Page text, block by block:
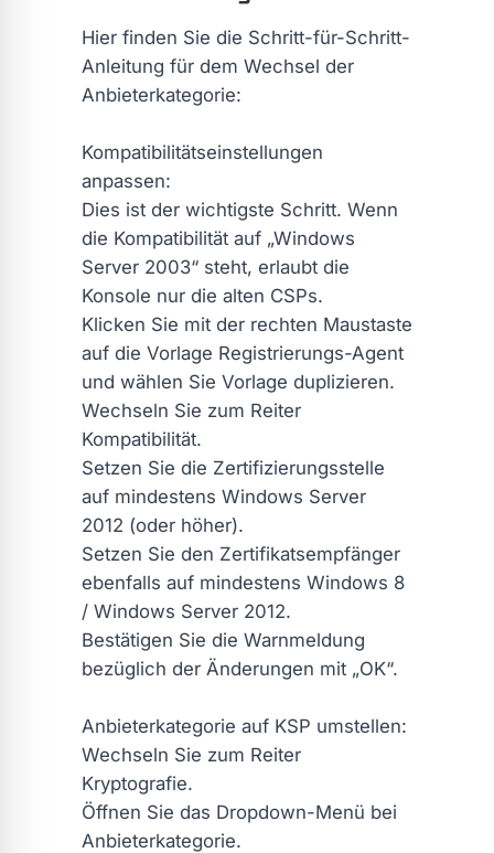
Hier finden Sie die Schritt-für-Schritt-
Anleitung für dem Wechsel der
Anbieterkategorie:
Kompatibilitätseinstellungen
anpassen:
Dies ist der wichtigste Schritt. Wenn
die Kompatibilität auf „Windows
Server 2003“ steht, erlaubt die
Konsole nur die alten CSPs.
Klicken Sie mit der rechten Maustaste
auf die Vorlage Registrierungs-Agent
und wählen Sie Vorlage duplizieren.
Wechseln Sie zum Reiter
Kompatibilität.
Setzen Sie die Zertifizierungsstelle
auf mindestens Windows Server
2012 (oder höher).
Setzen Sie den Zertifikatsempfänger
ebenfalls auf mindestens Windows 8
/ Windows Server 2012.
Bestätigen Sie die Warnmeldung
bezüglich der Änderungen mit „OK“.
Anbieterkategorie auf KSP umstellen:
Wechseln Sie zum Reiter
Kryptografie.
Öffnen Sie das Dropdown-Menü bei
Anbieterkategorie.